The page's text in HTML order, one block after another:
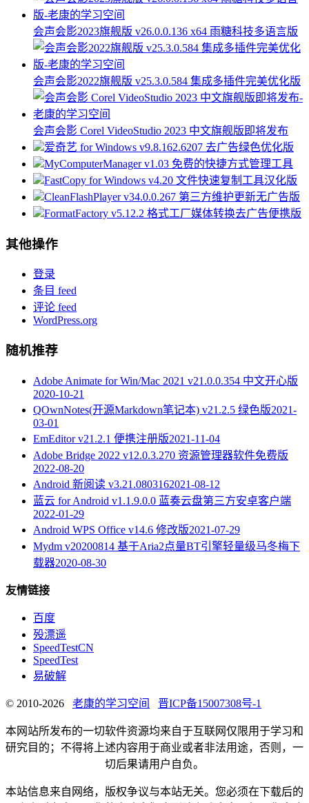
会声会影2023旗舰版 v26.0.0.136 x64 雨糖科技多语言版
会声会影2022旗舰版 v25.3.0.584 集成多插件完美优化版
会声会影 Corel VideoStudio 2023 中文旗舰版即将发布
爱奇艺 for Windows v9.8.162.6207 去广告绿色优化版
MyComputerManager v1.03 免费的快捷方式管理工具
FastCopy for Windows v4.20 文件快速复制工具汉化版
CleanFlashPlayer v34.0.0.267 第三方维护更新无广告版
FormatFactory v5.12.2 格式工厂媒体转换去广告便携版
其他操作
登录
条目 feed
评论 feed
WordPress.org
随机推荐
Adobe Animate for Win/Mac 2021 v21.0.0.354 中文开心版
2020-10-21
QOwnNotes(开源Markdown笔记本) v21.2.5 绿色版2021-
03-01
EmEditor v21.2.1 便携注册版2021-11-04
Adobe Bridge 2022 v12.0.3.270 资源管理器软件免费版
2022-08-20
Android 新阅读 v3.21.0803162021-08-12
蓝云 for Android v1.1.9.0.0 蓝奏云盘第三方安卓客户端
2022-01-29
Android WPS Office v14.6 修改版2021-07-29
Mydm v20200814 基于Aria2点量BT引擎轻量级马冬梅下
载器2020-08-30
友情链接
百度
殁漂遥
SpeedTestCN
SpeedTest
易破解
© 2010-2026 老康的学习空间 晋ICP备15007308号-1
本网站所发布的一切软件资源均来自于互联网仅限用于学习和
研究目的；不得将上述内容用于商业或者非法用途，否则，一
切后果请用户自负。
本站信息来自网络，版权争议与本站无关。您必须在下载后的